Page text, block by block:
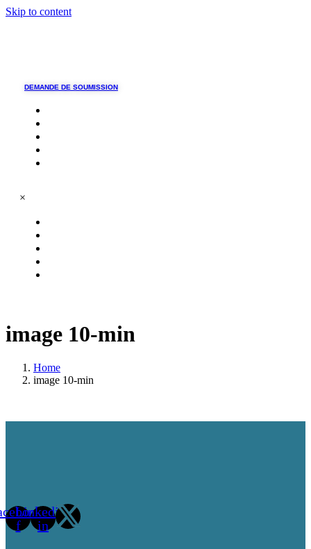
Skip to content
DEMANDE DE SOUMISSION
×
image 10-min
Home
image 10-min
f
Linkedin-
in